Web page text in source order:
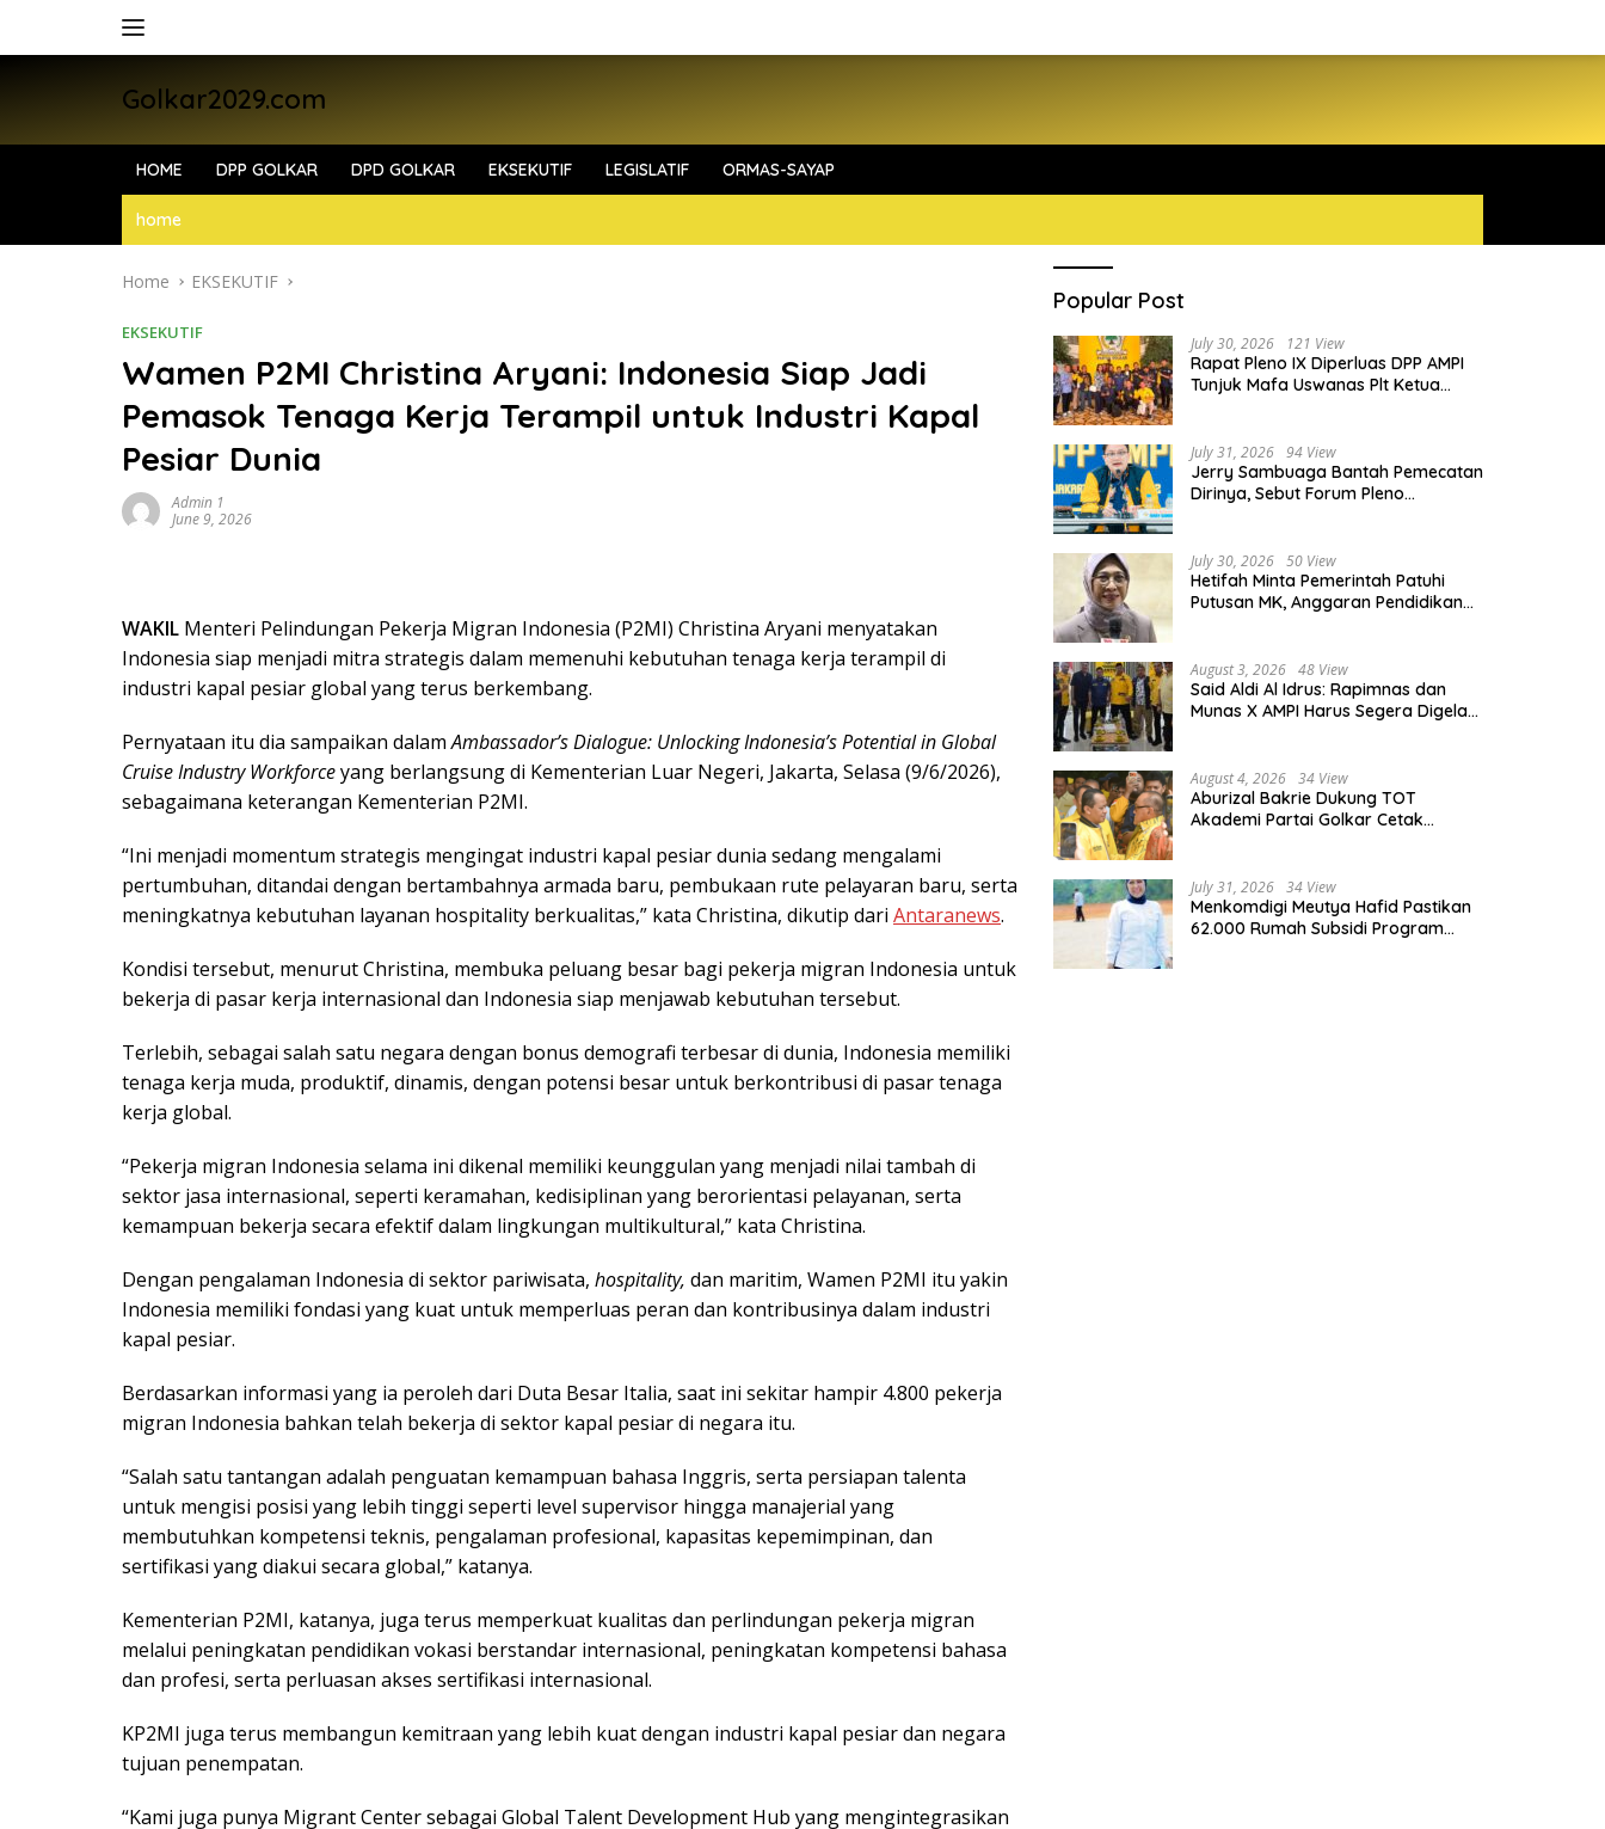
Golkar2029.com
HOME DPP GOLKAR DPD GOLKAR EKSEKUTIF LEGISLATIF ORMAS-SAYAP
home
Home EKSEKUTIF
EKSEKUTIF
Wamen P2MI Christina Aryani: Indonesia Siap Jadi
Pemasok Tenaga Kerja Terampil untuk Industri Kapal
Pesiar Dunia
Admin 1
June 9, 2026
WAKIL Menteri Pelindungan Pekerja Migran Indonesia (P2MI) Christina Aryani menyatakan
Indonesia siap menjadi mitra strategis dalam memenuhi kebutuhan tenaga kerja terampil di
industri kapal pesiar global yang terus berkembang.
Pernyataan itu dia sampaikan dalamAmbassador’s Dialogue: Unlocking Indonesia’s Potential in Global
Cruise Industry Workforceyang berlangsung di Kementerian Luar Negeri, Jakarta, Selasa (9/6/2026),
sebagaimana keterangan Kementerian P2MI.
“Ini menjadi momentum strategis mengingat industri kapal pesiar dunia sedang mengalami
pertumbuhan, ditandai dengan bertambahnya armada baru, pembukaan rute pelayaran baru, serta
meningkatnya kebutuhan layanan hospitality berkualitas,” kata Christina, dikutip dari Antaranews.
Kondisi tersebut, menurut Christina, membuka peluang besar bagi pekerja migran Indonesia untuk
bekerja di pasar kerja internasional dan Indonesia siap menjawab kebutuhan tersebut.
Terlebih, sebagai salah satu negara dengan bonus demografi terbesar di dunia, Indonesia memiliki
tenaga kerja muda, produktif, dinamis, dengan potensi besar untuk berkontribusi di pasar tenaga
kerja global.
“Pekerja migran Indonesia selama ini dikenal memiliki keunggulan yang menjadi nilai tambah di
sektor jasa internasional, seperti keramahan, kedisiplinan yang berorientasi pelayanan, serta
kemampuan bekerja secara efektif dalam lingkungan multikultural,” kata Christina.
Dengan pengalaman Indonesia di sektor pariwisata, hospitality, dan maritim, Wamen P2MI itu yakin
Indonesia memiliki fondasi yang kuat untuk memperluas peran dan kontribusinya dalam industri
kapal pesiar.
Berdasarkan informasi yang ia peroleh dari Duta Besar Italia, saat ini sekitar hampir 4.800 pekerja
migran Indonesia bahkan telah bekerja di sektor kapal pesiar di negara itu.
“Salah satu tantangan adalah penguatan kemampuan bahasa Inggris, serta persiapan talenta
untuk mengisi posisi yang lebih tinggi seperti level supervisor hingga manajerial yang
membutuhkan kompetensi teknis, pengalaman profesional, kapasitas kepemimpinan, dan
sertifikasi yang diakui secara global,” katanya.
Kementerian P2MI, katanya, juga terus memperkuat kualitas dan perlindungan pekerja migran
melalui peningkatan pendidikan vokasi berstandar internasional, peningkatan kompetensi bahasa
dan profesi, serta perluasan akses sertifikasi internasional.
KP2MI juga terus membangun kemitraan yang lebih kuat dengan industri kapal pesiar dan negara
tujuan penempatan.
“Kami juga punya Migrant Center sebagai Global Talent Development Hub yang mengintegrasikan
Popular Post
July 30, 2026 121 View
Rapat Pleno IX Diperluas DPP AMPI
Tunjuk Mafa Uswanas Plt Ketua
July 31, 2026 94 View
Jerry Sambuaga Bantah Pemecatan
Dirinya, Sebut Forum Pleno
July 30, 2026 50 View
Hetifah Minta Pemerintah Patuhi
Putusan MK, Anggaran Pendidikan
August 3, 2026 48 View
Said Aldi Al Idrus: Rapimnas dan
Munas X AMPI Harus Segera Digelar
August 4, 2026 34 View
Aburizal Bakrie Dukung TOT
Akademi Partai Golkar Cetak
July 31, 2026 34 View
Menkomdigi Meutya Hafid Pastikan
62.000 Rumah Subsidi Program